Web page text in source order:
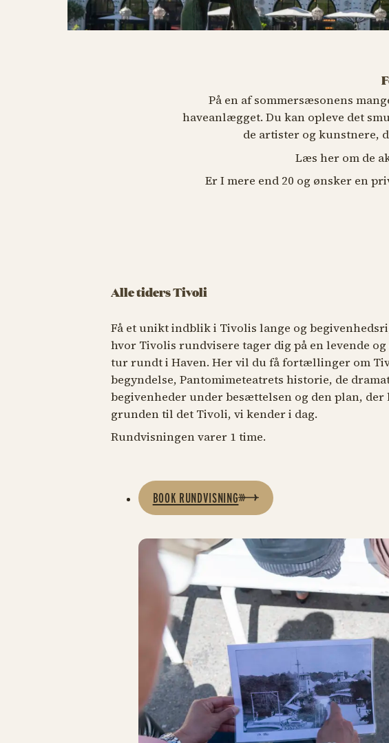
På en af sommersæsonens
haveanlægget. Du kan opleve det
de artister og kunstnere,
Læs her om de
Er I mere end 20 og ønsker en
Alle tiders Tivoli
Få et unikt indblik i Tivolis lange og
hvor Tivolis rundvisere tager dig på en levende og
tur rundt i Haven. Her vil du få fortællinger om
begyndelse, Pantomimeteatrets historie, de
begivenheder under besættelsen og den plan, der
grunden til det Tivoli, vi kender i dag.
Rundvisningen varer 1 time.
BOOK RUNDVISNING